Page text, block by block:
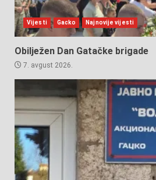
Vijesti Gacko Najnovije vijesti
Obilježen Dan Gatačke brigade
7. avgust 2026.